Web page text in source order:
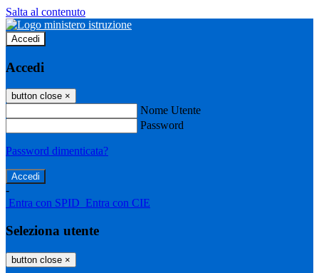
Salta al contenuto
Accedi
Accedi
button close ×
Nome Utente
Password
Password dimenticata?
-
Entra con SPID Entra con CIE
Seleziona utente
button close ×